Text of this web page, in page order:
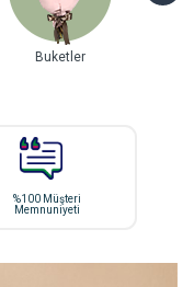
%100 Müşteri
Memnuniyeti